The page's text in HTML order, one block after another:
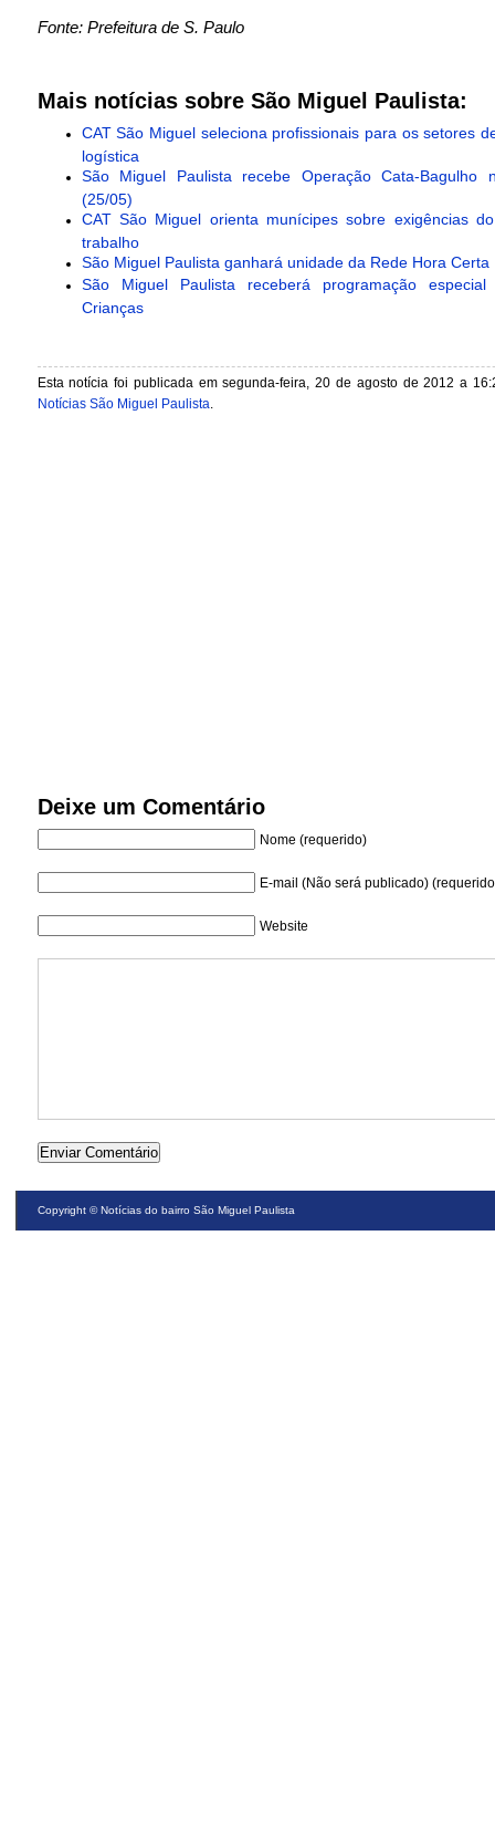
Fonte: Prefeitura de S. Paulo
Mais notícias sobre São Miguel Paulista:
CAT São Miguel seleciona profissionais para os setores
logística
São Miguel Paulista recebe Operação Cata-Bagulho
(25/05)
CAT São Miguel orienta munícipes sobre exigências
trabalho
São Miguel Paulista ganhará unidade da Rede Hora Certa
São Miguel Paulista receberá programação
Crianças
Esta notícia foi publicada em segunda-feira, 20 de agosto de 2012 a
Notícias São Miguel Paulista.
Deixe um Comentário
Nome (requerido)
E-mail (Não será publicado)
Website
Copyright ©Notícias do bairro São Miguel Paulista